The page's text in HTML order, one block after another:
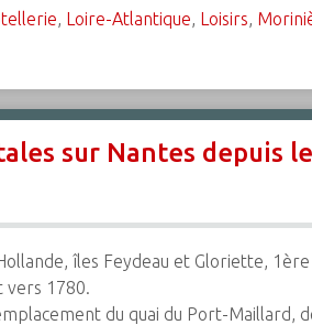
, Loire-Atlantique, Loisirs,
sur Nantes depuis
îles Feydeau et Gloriette,
vers 1780.
du quai du Port-Maillard,